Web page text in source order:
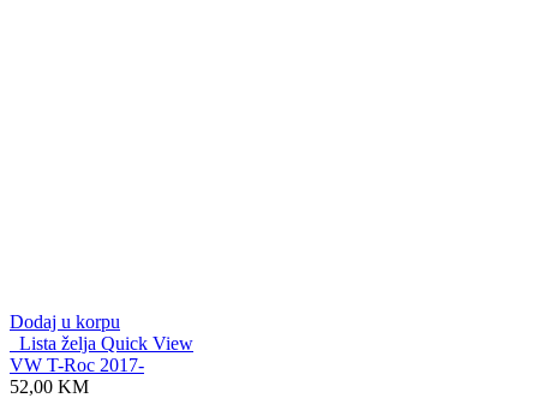
Dodaj u korpu
Lista želja Quick View
VW T-Roc 2017-
52,00 KM